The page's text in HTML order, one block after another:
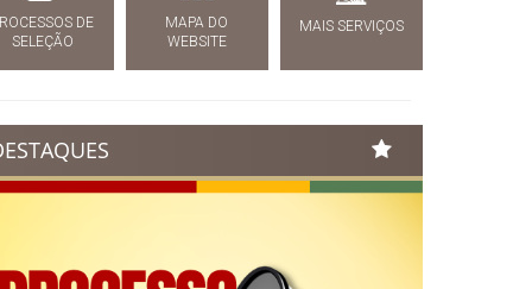
DE
SELEÇÃO
MAPA DO
WEBSITE
MAIS SERVIÇOS